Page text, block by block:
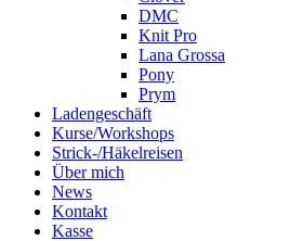
DMC
Knit Pro
Lana Grossa
Pony
Prym
Ladengeschäft
Kurse/Workshops
Strick-/Häkelreisen
Über mich
News
Kontakt
Kasse